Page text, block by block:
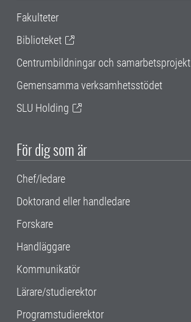
Fakulteter
Biblioteket
Centrumbildningar och samarbetsprojekt
Gemensamma verksamhetsstödet
SLU Holding
För dig som är
Chef/ledare
Doktorand eller handledare
Forskare
Handläggare
Kommunikatör
Lärare/studierektor
Programstudierektor